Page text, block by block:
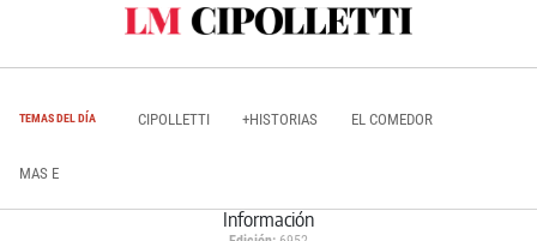
TEMAS DEL DÍA CIPOLLETTI +HISTORIAS EL COMEDOR
MAS E
Información